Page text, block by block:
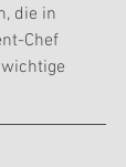
die in
Chef
wichtige